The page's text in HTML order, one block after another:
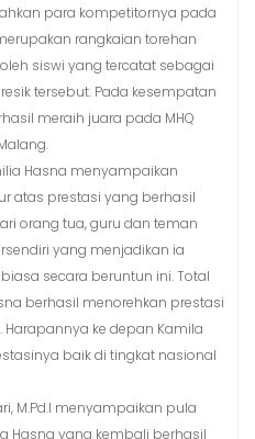
para kompetitornya pada
rangkaian torehan
siswi yang tercatat sebagai
tersebut. Pada kesempatan
meraih juara pada MHQ
Hasna menyampaikan
atas prestasi yang berhasil
orang tua, guru dan teman
yang menjadikan ia
secara beruntun ini. Total
berhasil menorehkan prestasi
ke depan Kamila
baik di tingkat nasional
M.Pd.I menyampaikan pula
Hasna yang kembali berhasil